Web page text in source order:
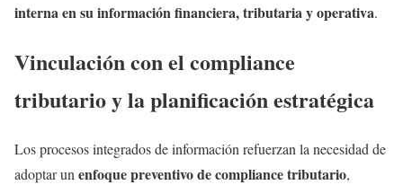
interna en su información financiera, tributaria y operativa.
Vinculación con el compliance
tributario y la planificación estratégica
Los procesos integrados de información refuerzan la necesidad de
adoptar un enfoque preventivo de compliance tributario,